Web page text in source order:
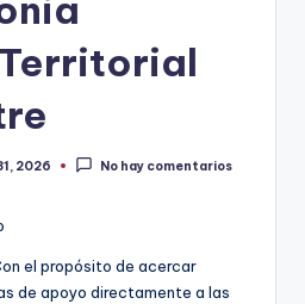
2026 No hay comentarios
el propósito de acercar
de apoyo directamente a las